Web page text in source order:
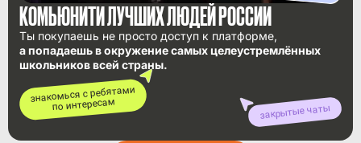
КОМЬЮНИТИ ЛУЧШИХ ЛЮДЕЙ РОССИИ
Ты покупаешь не просто доступ к платформе,
а попадаешь в окружение самых целеустремлённых
школьников всей страны.
знакомься с ребятами
по интересам закрытые чаты